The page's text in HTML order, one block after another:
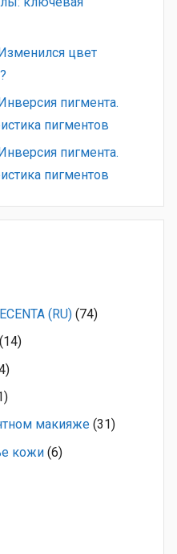
цвет
пигмента.
пигментов
Инверсия пигмента.
пигментов
(RU) (74)
(14)
макияже (31)
кожи (6)